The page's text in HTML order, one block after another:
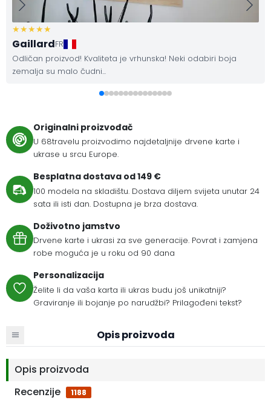
GaillardFR
Odličan proizvod! Kvaliteta je vrhunska! Neki odabiri boja
zemalja su malo čudni...
Originalni proizvođač
U 68travelu proizvodimo najdetaljnije drvene karte i
ukrase u srcu Europe.
Besplatna dostava od 149 €
100 modela na skladištu. Dostava diljem svijeta unutar 24
sata ili isti dan. Dostupna je brza dostava.
Doživotno jamstvo
Drvene karte i ukrasi za sve generacije. Povrat i zamjena
robe moguća je u roku od 90 dana
Personalizacija
Želite li da vaša karta ili ukras budu još unikatniji?
Graviranje ili bojanje po narudžbi? Prilagođeni tekst?
Opis proizvoda
Opis proizvoda
Recenzije
1188